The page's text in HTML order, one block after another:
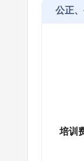
公正
培训